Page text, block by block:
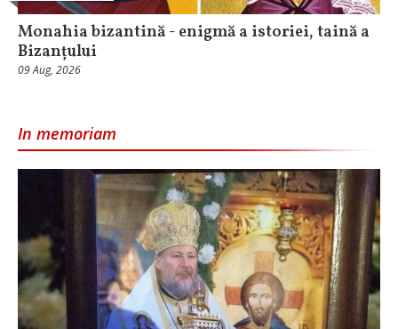
Monahia bizantină - enigmă a istoriei, taină a
Bizanțului
09 Aug, 2026
In memoriam